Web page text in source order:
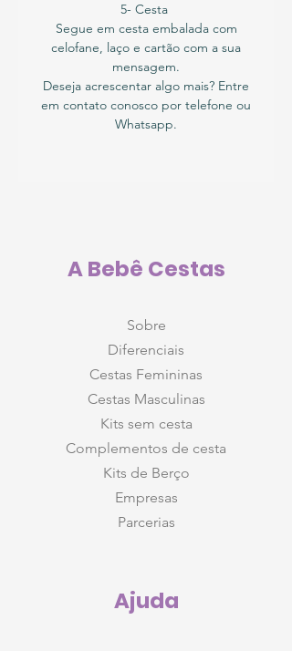
5- Cesta
Segue em cesta embalada com
celofane, laço e cartão com a sua
mensagem.
Deseja acrescentar algo mais? Entre
em contato conosco por telefone ou
Whatsapp.
A Bebê Cestas
Sobre
Diferenciais
Cestas Femininas
Cestas Masculinas
Kits sem cesta
Complementos de cesta
Kits de Berço
Empresas
Parcerias
Ajuda